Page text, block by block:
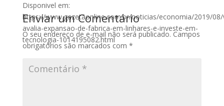
Disponivel em:
https://www.gazetaonline.com.br/noticias/economia/2019/
avalia-expansao-de-fabrica-em-linhares-e-investe-em-
tecnologia-1014195082.html
Enviar um Comentário
O seu endereço de e-mail não será publicado. Campos
obrigatórios são marcados com *